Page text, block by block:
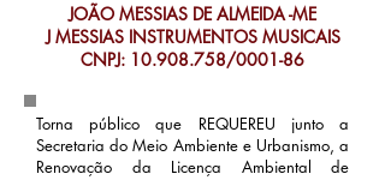
JOÃO MESSIAS DE ALMEIDA -ME
J MESSIAS INSTRUMENTOS MUSICAIS
CNPJ: 10.908.758/0001-86
Torna público que REQUEREU junto a
Secretaria do Meio Ambiente e Urbanismo, a
Renovação da Licença Ambiental de